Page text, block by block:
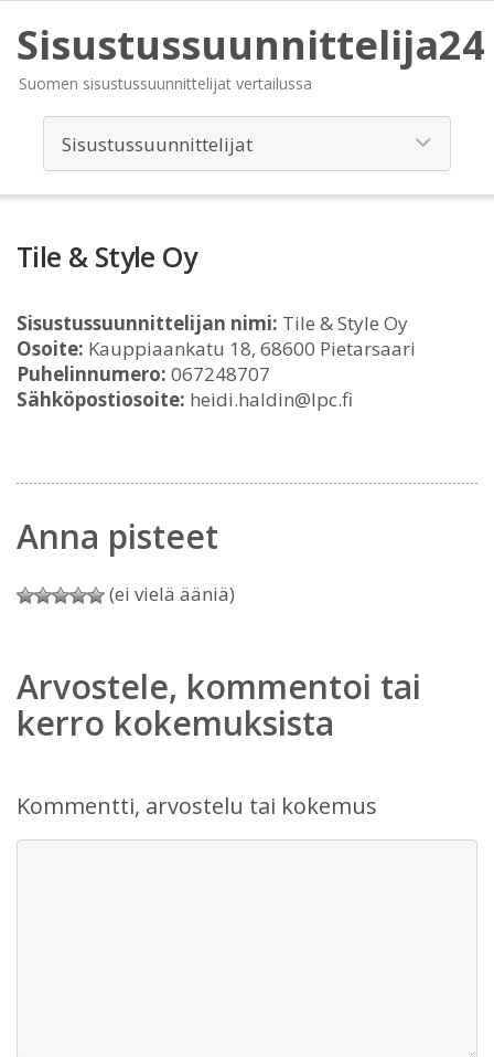
Sisustussuunnittelija24
Suomen sisustussuunnittelijat vertailussa
Tile & Style Oy
Sisustussuunnittelijan nimi: Tile & Style Oy
Osoite: Kauppiaankatu 18, 68600 Pietarsaari
Puhelinnumero: 067248707
Sähköpostiosoite: heidi.haldin@lpc.fi
Anna pisteet
(ei vielä ääniä)
Arvostele, kommentoi tai
kerro kokemuksista
Kommentti, arvostelu tai kokemus